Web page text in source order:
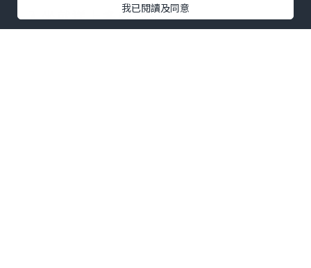
一入坐就送上多款前菜
我已閱讀及同意